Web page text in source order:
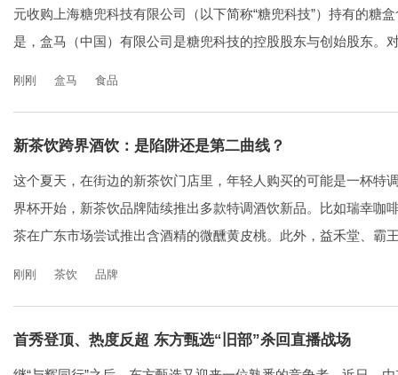
元收购上海糖兜科技有限公司（以下简称“糖兜科技”）持有的糖
是，盒马（中国）有限公司是糖兜科技的控股股东与创始股东。
刚刚 盒马 食品
新茶饮跨界酒饮：是陷阱还是第二曲线？
这个夏天，在街边的新茶饮门店里，年轻人购买的可能是一杯特
界杯开始，新茶饮品牌陆续推出多款特调酒饮新品。比如瑞幸咖
茶在广东市场尝试推出含酒精的微醺黄皮桃。此外，益禾堂、霸
刚刚 茶饮 品牌
首秀登顶、热度反超 东方甄选“旧部”杀回直播战场